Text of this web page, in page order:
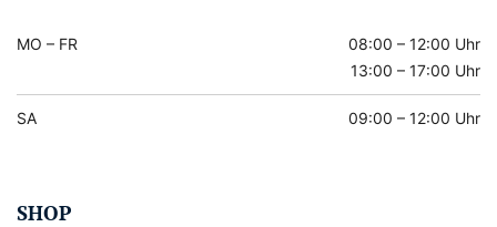
MO – FR
08:00 – 12:00 Uhr
13:00 – 17:00 Uhr
SA 09:00 – 12:00 Uhr
SHOP